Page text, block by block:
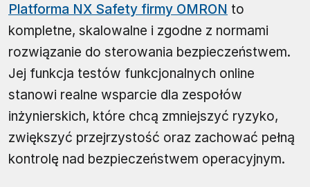
Platforma NX Safety firmy OMRON to
kompletne, skalowalne i zgodne z normami
rozwiązanie do sterowania bezpieczeństwem.
Jej funkcja testów funkcjonalnych online
stanowi realne wsparcie dla zespołów
inżynierskich, które chcą zmniejszyć ryzyko,
zwiększyć przejrzystość oraz zachować pełną
kontrolę nad bezpieczeństwem operacyjnym.